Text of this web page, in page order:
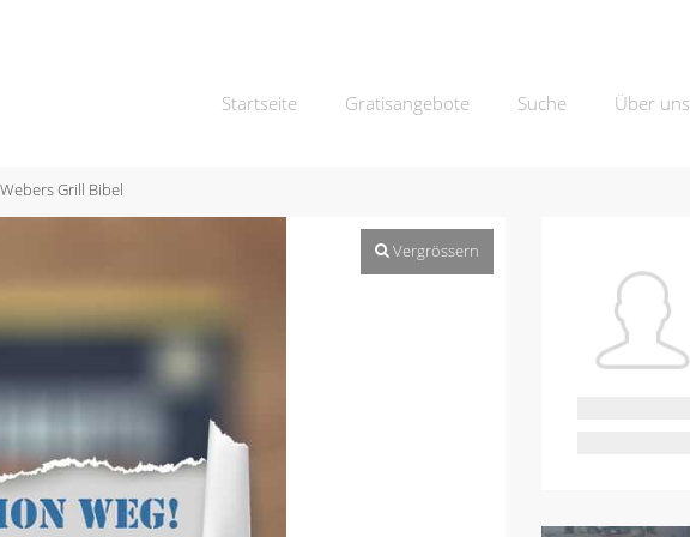
Startseite Gratisangebote Suche Über uns
Webers Grill Bibel
Vergrössern